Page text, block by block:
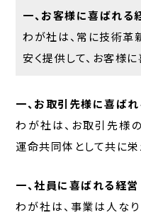
一、お客様に喜ばれる
わが社は、常に技術革
安く提供して、お客様
一、お取引先様に喜ば
わが社は、お取引先様
運命共同体として共に栄
一、社員に喜ばれる経営
わが社は、事業は人な